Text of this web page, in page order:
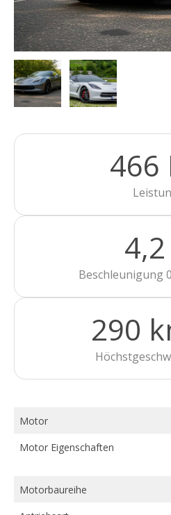
466
Beschleunigung
290
Motor
Motor Eigenschaften
Motorbaureihe